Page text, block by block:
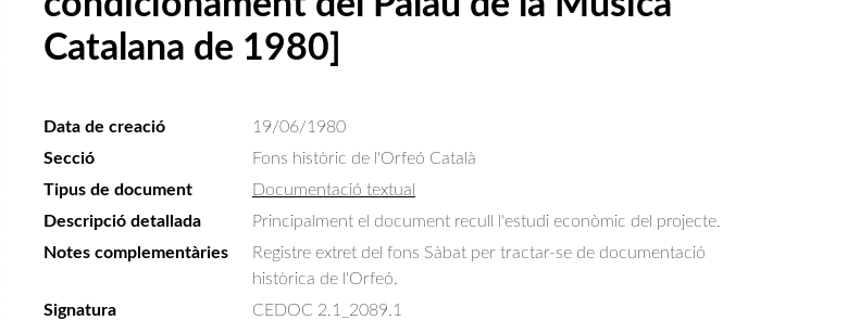
Catalana de 1980]
Data de creació
19/06/1980
Secció
Fons històric de l'Orfeó Català
Tipus de document
Documentació textual
Descripció detallada
Principalment el document recull l'estudi econòmic del projecte.
Notes complementàries
Registre extret del fons Sàbat per tractar-se de documentació
històrica de l'Orfeó.
Signatura
CEDOC 2.1_2089.1